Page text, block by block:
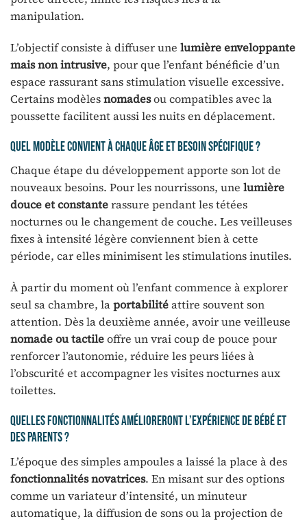
manipulation.
L’objectif consiste à diffuser une lumière enveloppante
mais non intrusive, pour que l’enfant bénéficie d’un
espace rassurant sans stimulation visuelle excessive.
Certains modèlesnomadesou compatibles avec la
poussette facilitent aussi les nuits en déplacement.
Quel modèle convient à chaque âge et besoin spécifique ?
Chaque étape du développement apporte son lot de
nouveaux besoins. Pour les nourrissons, une lumière
douce et constanterassure pendant les tétées
nocturnes ou le changement de couche. Les veilleuses
fixes à intensité légère conviennent bien à cette
période, car elles minimisent les stimulations inutiles.
À partir du moment où l’enfant commence à explorer
seul sa chambre, laportabilitéattire souvent son
attention. Dès la deuxième année, avoir une veilleuse
nomade ou tactileoffre un vrai coup de pouce pour
renforcer l’autonomie, réduire les peurs liées à
l’obscurité et accompagner les visites nocturnes aux
toilettes.
Quelles fonctionnalités amélioreront l’expérience de bébé et
des parents ?
L’époque des simples ampoules a laissé la place à des
fonctionnalités novatrices. En misant sur des options
comme un variateur d’intensité, un minuteur
automatique, la diffusion de sons ou la projection de